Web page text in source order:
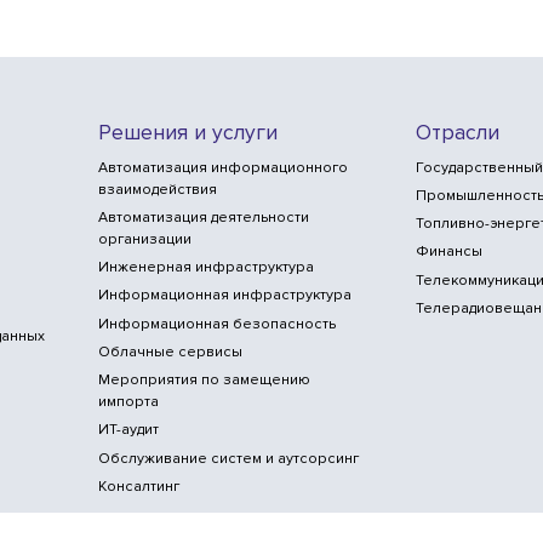
Решения и услуги
Автоматизация информационного
взаимодействия
Автоматизация деятельности
организации
Инженерная инфраструктура
Информационная инфраструктура
Информационная безопасность
Облачные сервисы
Мероприятия по замещению
импорта
ИТ-аудит
Обслуживание систем и аутсорсинг
Консалтинг
Отрасли
Топливно-
Финансы